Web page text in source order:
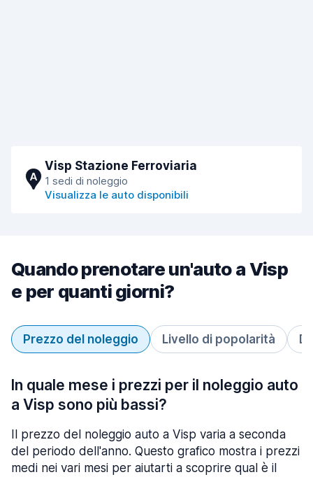
A
Visp Stazione Ferroviaria
1 sedi di noleggio
Visualizza le auto disponibili
Quando prenotare un'auto a Visp
e per quanti giorni?
Prezzo del noleggio Livello di popolarità
In quale mese i prezzi per il noleggio auto
a Visp sono più bassi?
Il prezzo del noleggio auto a Visp varia a seconda
del periodo dell'anno. Questo grafico mostra i prezzi
medi nei vari mesi per aiutarti a scoprire qual è il